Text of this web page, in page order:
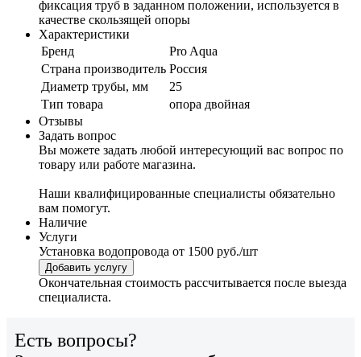
фиксация труб в заданном положении, используется в
качестве скользящей опоры
Характеристики
Бренд
Pro Aqua
Страна производитель Россия
Диаметр трубы, мм
25
Тип товара
опора двойная
Отзывы
Задать вопрос
Вы можете задать любой интересующий вас вопрос по
товару или работе магазина.
Наши квалифицированные специалисты обязательно
вам помогут.
Наличие
Услуги
Установка водопровода от 1500 руб./шт
Добавить услугу
Окончательная стоимость рассчитывается после выезда
специалиста.
Есть вопросы?